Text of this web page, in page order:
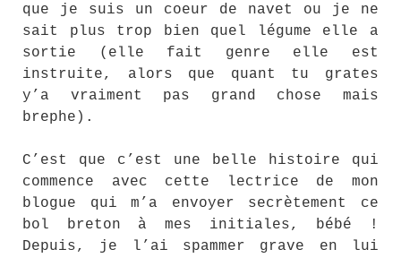
que je suis un coeur de navet ou je ne
sait plus trop bien quel légume elle a
sortie (elle fait genre elle est
instruite, alors que quant tu grates
y’a vraiment pas grand chose mais
brephe).
C’est que c’est une belle histoire qui
commence avec cette lectrice de mon
blogue qui m’a envoyer secrètement ce
bol breton à mes initiales, bébé !
Depuis, je l’ai spammer grave en lui